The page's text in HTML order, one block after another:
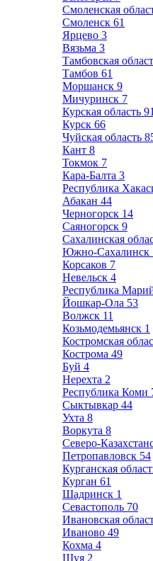
Смоленская
Смоленск 61
Ярцево 3
Вязьма 3
Тамбовская
Тамбов 61
Моршанск 9
Мичуринск 7
Курская область 91
Курск 66
Чуйская область
Кант 8
Токмок 7
Кара-Балта 3
Республика
Абакан 44
Черногорск 14
Саяногорск 9
Сахалинская
Южно-Сахалинск
Корсаков 7
Невельск 4
Республика
Йошкар-Ола 53
Волжск 11
Козьмодемьянск 1
Костромская
Кострома 49
Буй 4
Нерехта 2
Республика Коми
Сыктывкар 44
Ухта 8
Воркута 8
Северо-
Петропавловск 54
Курганская
Курган 61
Шадринск 1
Севастополь 70
Ивановская
Иваново 49
Кохма 4
Шуя 2